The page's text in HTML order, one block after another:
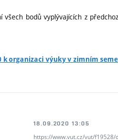
bodů vyplývajících z
k organizaci výuky v zimním
18.09.2020 13:05
https://www.vut.cz/vut/f19528/